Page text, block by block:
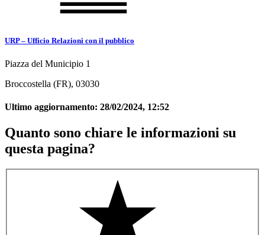
URP – Ufficio Relazioni con il pubblico
Piazza del Municipio 1
Broccostella (FR), 03030
Ultimo aggiornamento: 28/02/2024, 12:52
Quanto sono chiare le informazioni su
questa pagina?